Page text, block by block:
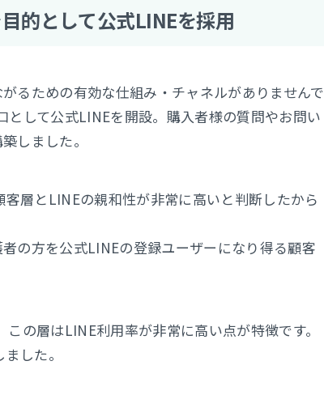
的として公式LINEを採用
るための有効な仕組み・チャネルがありませんで
して公式LINEを開設。購入者様の質問やお問い
しました。
層とLINEの親和性が非常に高いと判断したから
の方を公式LINEの登録ユーザーになり得る顧客
の層はLINE利用率が非常に高い点が特徴です。
した。